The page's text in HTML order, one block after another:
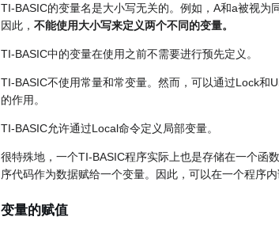
TI-BASIC的变量名是大小写无关的。例如，A和a被视
因此， 不能使用大小写来定义两个不同的变量。
TI-BASIC中的变量在使用之前不需要进行预先定义。
TI-BASIC不使用常量和常变量。然而，可以通过Lock和
的作用。
TI-BASIC允许通过Local命令定义局部变量。
很特殊地，一个TI-BASIC程序实际上也是存储在一个函
序代码作为数据赋给一个变量。因此，可以在一个程序
变量的赋值